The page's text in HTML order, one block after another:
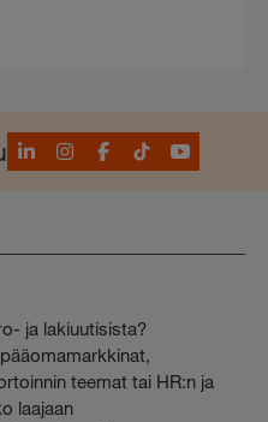
LinkedInInstagram
Facebook
TikTokYouTube
ja lakiuutisista?
teemat tai HR:n ja
laajaan